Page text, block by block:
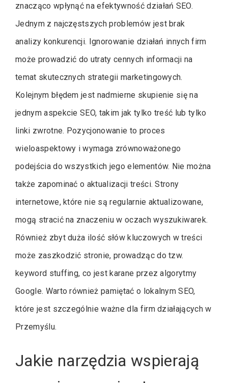
znacząco wpłynąć na efektywność działań SEO.
Jednym z najczęstszych problemów jest brak
analizy konkurencji. Ignorowanie działań innych firm
może prowadzić do utraty cennych informacji na
temat skutecznych strategii marketingowych.
Kolejnym błędem jest nadmierne skupienie się na
jednym aspekcie SEO, takim jak tylko treść lub tylko
linki zwrotne. Pozycjonowanie to proces
wieloaspektowy i wymaga zrównoważonego
podejścia do wszystkich jego elementów. Nie można
także zapominać o aktualizacji treści. Strony
internetowe, które nie są regularnie aktualizowane,
mogą stracić na znaczeniu w oczach wyszukiwarek.
Również zbyt duża ilość słów kluczowych w treści
może zaszkodzić stronie, prowadząc do tzw.
keyword stuffing, co jest karane przez algorytmy
Google. Warto również pamiętać o lokalnym SEO,
które jest szczególnie ważne dla firm działających w
Przemyślu.
Jakie narzędzia wspierają